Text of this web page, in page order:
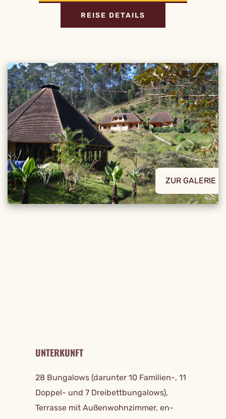
REISE DETAILS
ZUR GALERIE
UNTERKUNFT
28 Bungalows (darunter 10 Familien-, 11
Doppel- und 7 Dreibettbungalows),
Terrasse mit Außenwohnzimmer, en-